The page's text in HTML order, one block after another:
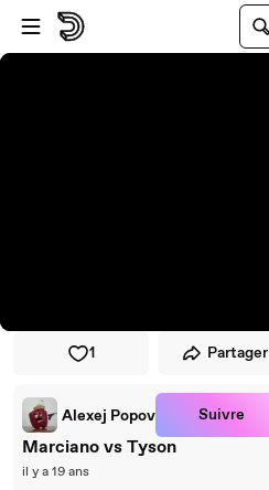
Passer au player
Passer au contenu principal
1 Partager
Alexej Popov Suivre
Marciano vs Tyson
il y a 19 ans